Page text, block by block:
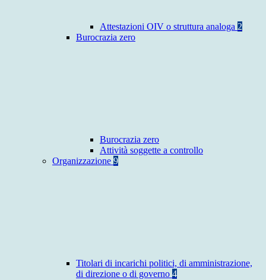
Attestazioni OIV o struttura analoga 2
Burocrazia zero
Burocrazia zero
Attività soggette a controllo
Organizzazione 9
Titolari di incarichi politici, di amministrazione,
di direzione o di governo 4